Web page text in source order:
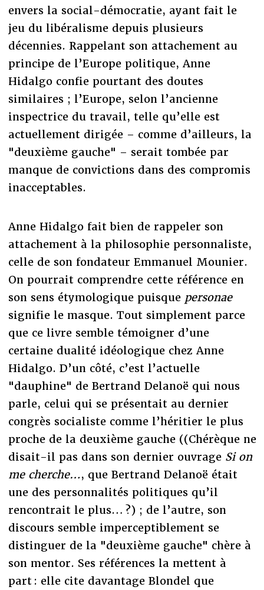
envers la social-démocratie, ayant fait le
jeu du libéralisme depuis plusieurs
décennies. Rappelant son attachement au
principe de l’Europe politique, Anne
Hidalgo confie pourtant des doutes
similaires ; l’Europe, selon l’ancienne
inspectrice du travail, telle qu’elle est
actuellement dirigée – comme d’ailleurs, la
"deuxième gauche" – serait tombée par
manque de convictions dans des compromis
inacceptables.
Anne Hidalgo fait bien de rappeler son
attachement à la philosophie personnaliste,
celle de son fondateur Emmanuel Mounier.
On pourrait comprendre cette référence en
son sens étymologique puisque personae
signifie le masque. Tout simplement parce
que ce livre semble témoigner d’une
certaine dualité idéologique chez Anne
Hidalgo. D’un côté, c’est l’actuelle
"dauphine" de Bertrand Delanoë qui nous
parle, celui qui se présentait au dernier
congrès socialiste comme l’héritier le plus
proche de la deuxième gauche ((Chérèque ne
disait-il pas dans son dernier ouvrage Si on
me cherche…, que Bertrand Delanoë était
une des personnalités politiques qu’il
rencontrait le plus… ?) ; de l’autre, son
discours semble imperceptiblement se
distinguer de la "deuxième gauche" chère à
son mentor. Ses références la mettent à
part : elle cite davantage Blondel que